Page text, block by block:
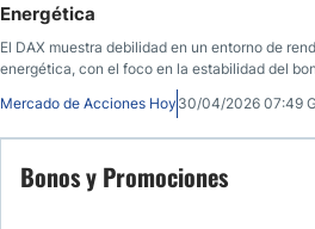
Energética
El DAX muestra debilidad en un entorno de
energética, con el foco en la estabilidad del
Mercado de Acciones Hoy 30/04/2026 07:49
Bonos y Promociones